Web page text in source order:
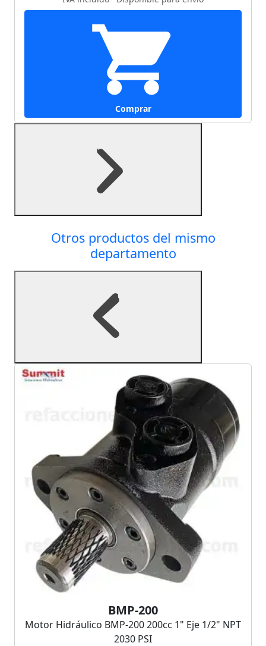
Comprar
Otros productos del mismo
departamento
BMP-200
Motor Hidráulico BMP-200 200cc 1" Eje 1/2" NPT
2030 PSI